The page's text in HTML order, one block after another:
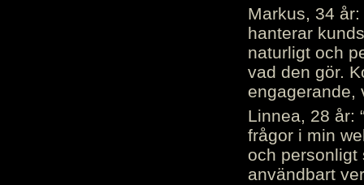
Markus, 34
hanterar
naturligt och
vad den gör.
engagerande,
Linnea, 28 år:
frågor i min
och personligt
användbart